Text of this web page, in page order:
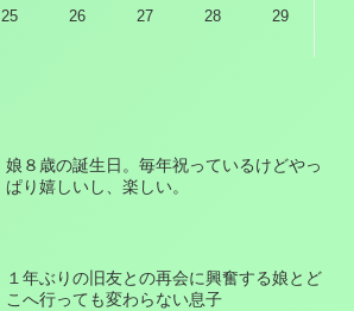
25 26 27 28
29
娘８歳の誕生日。毎年祝っているけどやっ
ぱり嬉しいし、楽しい。
１年ぶりの旧友との再会に興奮する娘とど
こへ行っても変わらない息子